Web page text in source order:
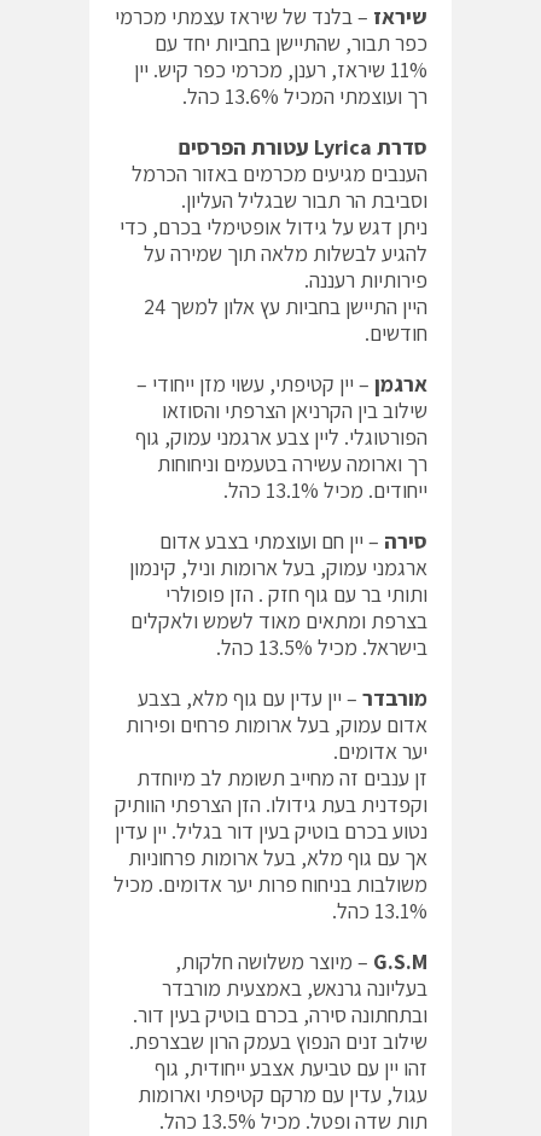
שיראז – בלנד של שיראז עצמתי מכרמי
כפר תבור, שהתיישן בחביות יחד עם
11% שיראז, רענן, מכרמי כפר קיש. יין
רך ועוצמתי המכיל 13.6% כהל.
סדרת Lyrica עטורת הפרסים
הענבים מגיעים מכרמים באזור הכרמל
וסביבת הר תבור שבגליל העליון.
ניתן דגש על גידול אופטימלי בכרם, כדי
להגיע לבשלות מלאה תוך שמירה על
פירותיות רעננה.
היין התיישן בחביות עץ אלון למשך 24
חודשים.
ארגמן – יין קטיפתי, עשוי מזן ייחודי –
שילוב בין הקרניאן הצרפתי והסוזאו
הפורטוגלי. ליין צבע ארגמני עמוק, גוף
רך וארומה עשירה בטעמים וניחוחות
ייחודים. מכיל 13.1% כהל.
סירה – יין חם ועוצמתי בצבע אדום
ארגמני עמוק, בעל ארומות וניל, קינמון
ותותי בר עם גוף חזק . הזן פופולרי
בצרפת ומתאים מאוד לשמש ולאקלים
בישראל. מכיל 13.5% כהל.
מורבדר – יין עדין עם גוף מלא, בצבע
אדום עמוק, בעל ארומות פרחים ופירות
יער אדומים.
זן ענבים זה מחייב תשומת לב מיוחדת
וקפדנית בעת גידולו. הזן הצרפתי הוותיק
נטוע בכרם בוטיק בעין דור בגליל. יין עדין
אך עם גוף מלא, בעל ארומות פרחוניות
משולבות בניחוח פרות יער אדומים. מכיל
13.1% כהל.
G.S.M – מיוצר משלושה חלקות,
בעליונה גרנאש, באמצעית מורבדר
ובתחתונה סירה, בכרם בוטיק בעין דור.
שילוב זנים הנפוץ בעמק הרון שבצרפת.
זהו יין עם טביעת אצבע ייחודית, גוף
עגול, עדין עם מרקם קטיפתי וארומות
תות שדה ופטל. מכיל 13.5% כהל.